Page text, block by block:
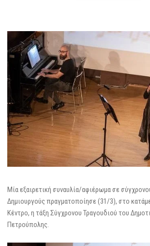
Μία εξαιρετική συναυλία/αφιέρωμα σε
Δημιουργούς πραγματοποίησε (31/3), στο
Κέντρο, η τάξη Σύγχρονου Τραγουδιού του
Πετρούπολης.